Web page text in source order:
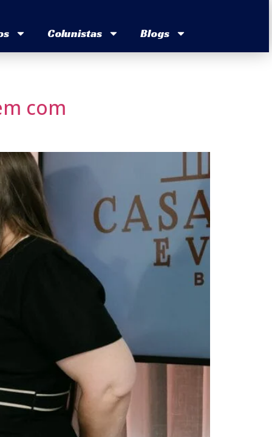
Colunistas Blogs
com